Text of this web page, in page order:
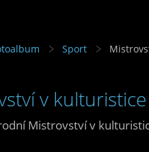
Sport
v
Mistrovství v